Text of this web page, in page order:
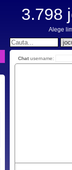
3.798
Alege
Chat username: